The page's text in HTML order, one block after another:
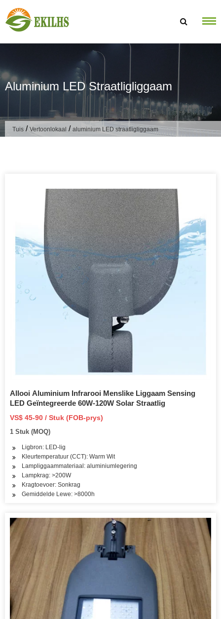
Aluminium LED Straatligliggaam
Tuis / Vertoonlokaal / aluminium LED straatligliggaam
Allooi Aluminium Infrarooi Menslike Liggaam Sensing
LED Geïntegreerde 60W-120W Solar Straatlig
VS$ 45-90 / Stuk (FOB-prys)
1 Stuk (MOQ)
Ligbron: LED-lig
Kleurtemperatuur (CCT): Warm Wit
Lampliggaammateriaal: aluminiumlegering
Lampkrag: >200W
Kragtoevoer: Sonkrag
Gemiddelde Lewe: >8000h